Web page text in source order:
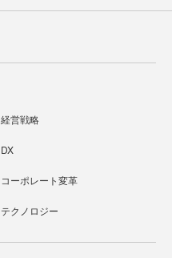
経営戦略
DX
コーポレート変革
テクノロジー